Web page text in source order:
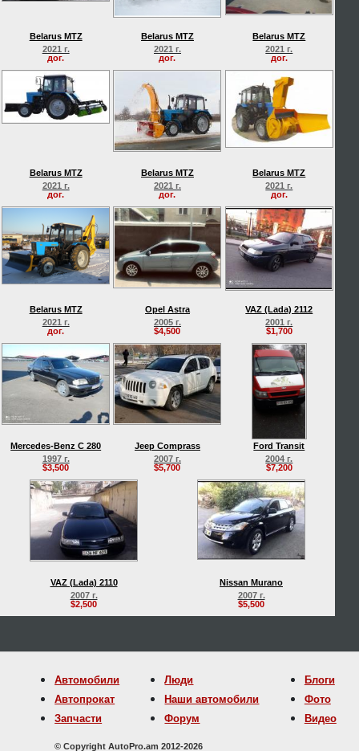
Belarus MTZ
2021 г.
дог.
Belarus MTZ
2021 г.
дог.
Belarus MTZ
2021 г.
дог.
Belarus MTZ
2021 г.
дог.
Belarus MTZ
2021 г.
дог.
Belarus MTZ
2021 г.
дог.
Belarus MTZ
2021 г.
дог.
Opel Astra
2005 г.
$4,500
VAZ (Lada) 2112
2001 г.
$1,700
Mercedes-Benz C 280
1997 г.
$3,500
Jeep Comprass
2007 г.
$5,700
Ford Transit
2004 г.
$7,200
VAZ (Lada) 2110
2007 г.
$2,500
Nissan Murano
2007 г.
$5,500
Автомобили
Автопрокат
Запчасти
Люди
Наши автомобили
Форум
Блоги
Фото
Видео
© Copyright AutoPro.am 2012-2026